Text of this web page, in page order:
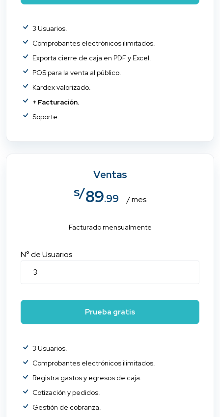
3 Usuarios.
Comprobantes electrónicos ilimitados.
Exporta cierre de caja en PDF y Excel.
POS para la venta al público.
Kardex valorizado.
+ Facturación.
Soporte.
Ventas
s/89.99 / mes
Facturado mensualmente
N° de Usuarios
Prueba gratis
3 Usuarios.
Comprobantes electrónicos ilimitados.
Registra gastos y egresos de caja.
Cotización y pedidos.
Gestión de cobranza.